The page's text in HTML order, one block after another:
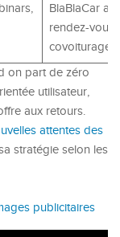
BlaBlaCar
rendez-vous
covoiturage
on part de zéro
utilisateur,
aux retours.
attentes des
stratégie selon les
publicitaires